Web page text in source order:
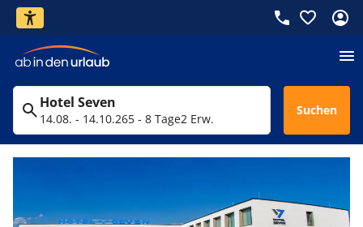
Hotel Seven
14.08. - 14.10.265 - 8 Tage2 Erw.
Suchen